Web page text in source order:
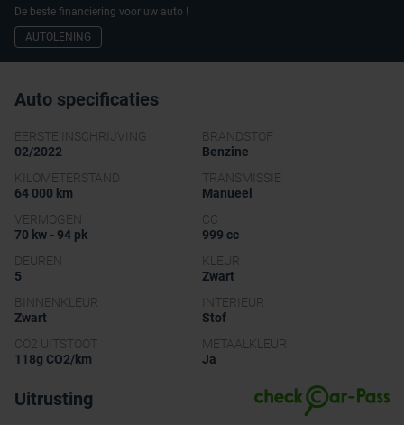
De beste financiering voor uw auto !
AUTOLENING
Auto specificaties
EERSTE INSCHRIJVING
02/2022
BRANDSTOF
Benzine
KILOMETERSTAND
64 000 km
TRANSMISSIE
Manueel
VERMOGEN
70 kw - 94 pk
CC
999 cc
DEUREN
5
KLEUR
Zwart
BINNENKLEUR
Zwart
INTERIEUR
Stof
CO2 UITSTOOT
118g CO2/km
METAALKLEUR
Ja
Uitrusting